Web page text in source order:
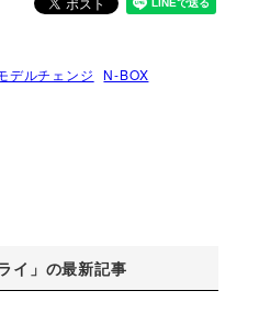
デルチェンジ N-BOX
イ」の最新記事